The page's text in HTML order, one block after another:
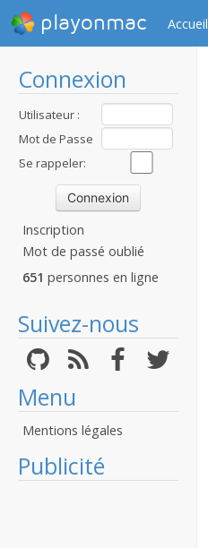
playonmac Accueil
Connexion
Utilisateur :
Mot de Passe
:Se rappeler:
Inscription
Mot de passé oublié
651 personnes en ligne
Suivez-nous
Menu
Mentions légales
Publicité